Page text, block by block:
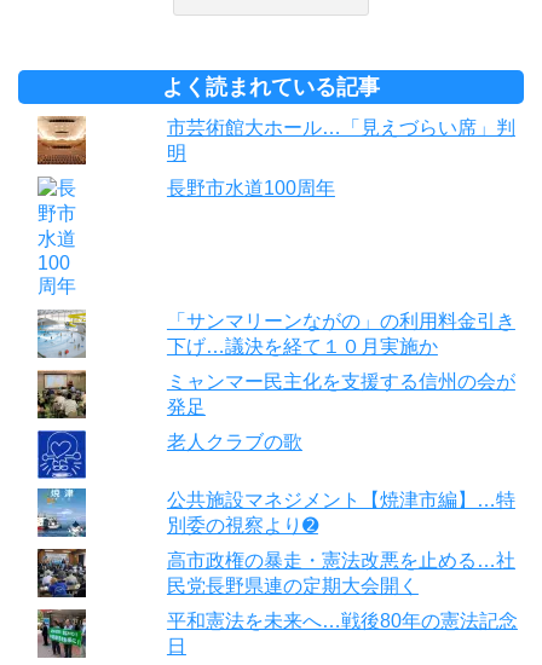
よく読まれている記事
市芸術館大ホール…「見えづらい席」判
明
長野市水道100周年
「サンマリーンながの」の利用料金引き
下げ…議決を経て１０月実施か
ミャンマー民主化を支援する信州の会が
発足
老人クラブの歌
公共施設マネジメント【焼津市編】…特
別委の視察より➋
高市政権の暴走・憲法改悪を止める…社
民党長野県連の定期大会開く
平和憲法を未来へ…戦後80年の憲法記念
日